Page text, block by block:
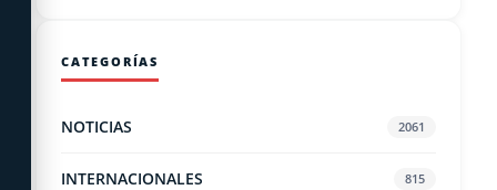
CATEGORÍAS
NOTICIAS 2061
INTERNACIONALES 815